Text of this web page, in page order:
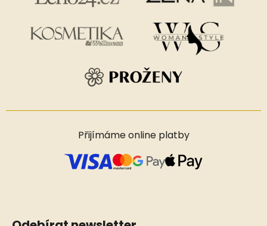
Přijímáme online platby